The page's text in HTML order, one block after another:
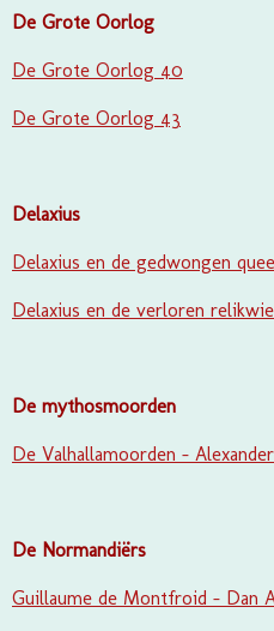
De Grote Oorlog
De Grote Oorlog 40
De Grote Oorlog 43
Delaxius
Delaxius en de gedwongen
Delaxius en de verloren
De mythosmoorden
De Valhallamoorden -
De Normandiërs
Guillaume de Montfroid - Dan